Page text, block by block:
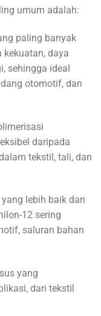
umum adalah:
paling banyak
daya
sehingga ideal
otomotif, dan
daripada
tekstil, tali, dan
lebih baik dan
12 sering
saluran bahan
yang
dari tekstil